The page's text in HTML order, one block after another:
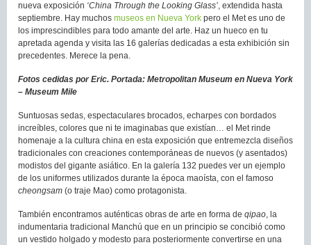
nueva exposición ‘China Through the Looking Glass’, extendida hasta
septiembre. Hay muchos museos en Nueva York pero el Met es uno de
los imprescindibles para todo amante del arte. Haz un hueco en tu
apretada agenda y visita las 16 galerías dedicadas a esta exhibición sin
precedentes. Merece la pena.
Fotos cedidas por Eric. Portada: Metropolitan Museum en Nueva York
– Museum Mile
Suntuosas sedas, espectaculares brocados, echarpes con bordados
increíbles, colores que ni te imaginabas que existían… el Met rinde
homenaje a la cultura china en esta exposición que entremezcla diseños
tradicionales con creaciones contemporáneas de nuevos (y asentados)
modistos del gigante asiático. En la galería 132 puedes ver un ejemplo
de los uniformes utilizados durante la época maoísta, con el famoso
cheongsam (o traje Mao) como protagonista.
También encontramos auténticas obras de arte en forma de qipao, la
indumentaria tradicional Manchú que en un principio se concibió como
un vestido holgado y modesto para posteriormente convertirse en una